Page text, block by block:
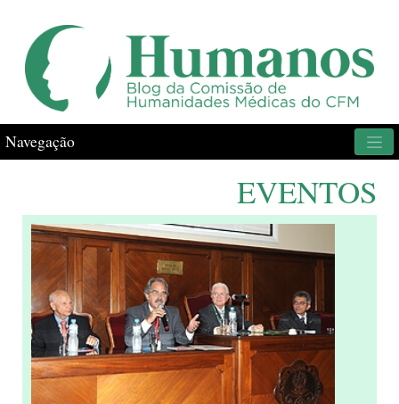
Navegação
EVENTOS